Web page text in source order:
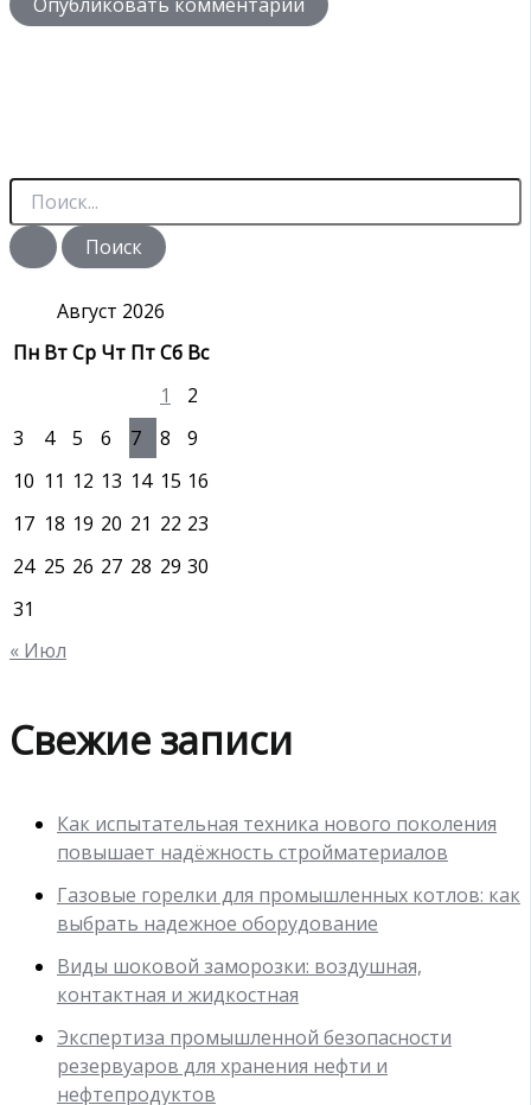
П
и
с
Август 2026
Пн ВтСр Чт ПтСб Вс
1
2
3
4 5 6 7 8
9
10 11 12 13 14 15 16
17 18 19 20 21 22 23
24 25 26 27 28 29 30
31
« Июл
Свежие записи
Как испытательная техника нового поколения
повышает надёжность стройматериалов
Газовые горелки для промышленных котлов: как
выбрать надежное оборудование
Виды шоковой заморозки: воздушная,
контактная и жидкостная
Экспертиза промышленной безопасности
резервуаров для хранения нефти и
нефтепродуктов